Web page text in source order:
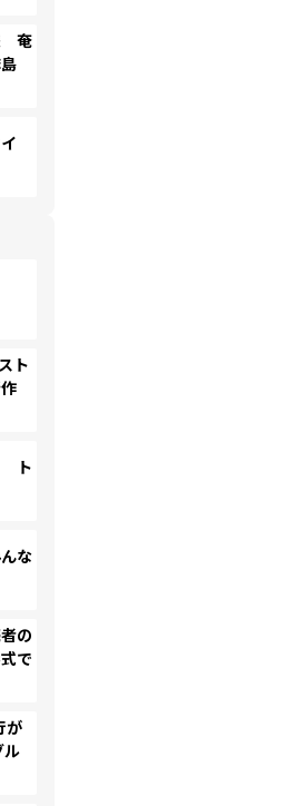
奄
ト
ト
な
の
で
が
ル